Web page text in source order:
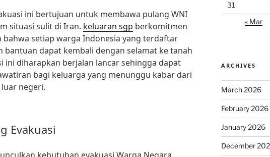
ini bertujuan untuk membawa pulang WNI
situasi sulit di Iran. keluaran sgp berkomitmen
setiap warga Indonesia yang terdaftar
bantuan dapat kembali dengan selamat ke tanah
ini diharapkan berjalan lancar sehingga dapat
bagi keluarga yang menunggu kabar dari
negeri.
Evakuasi
31
« Mar
ARCHIVES
March 2026
February 2026
January 2026
December